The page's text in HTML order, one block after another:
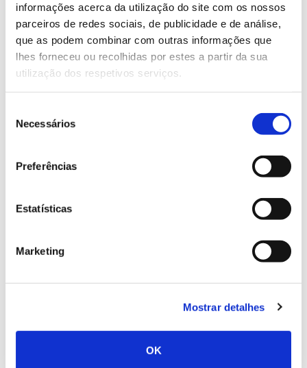
informações acerca da utilização do site com os nossos
parceiros de redes sociais, de publicidade e de análise,
que as podem combinar com outras informações que
lhes forneceu ou recolhidas por estes a partir da sua
utilização dos respetivos serviços.
Necessários
Preferências
Estatísticas
Marketing
Mostrar detalhes
OK
As árvores da pimenta
Durante séculos, a palavra “pimenta” evocou rotas
que apimentam a gastronomia? A floresta é a sua